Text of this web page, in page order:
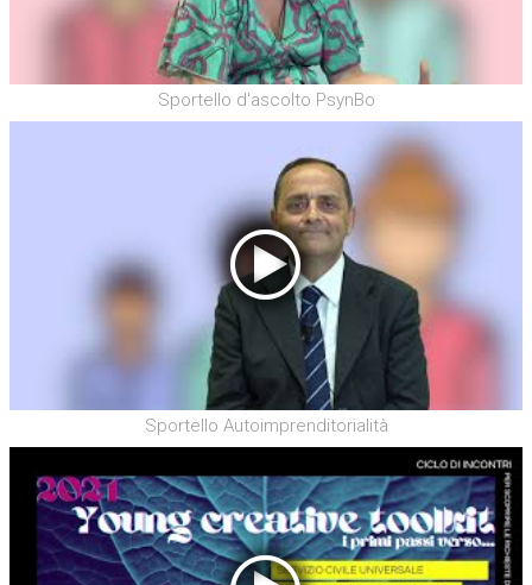
Sportello d'ascolto PsynBo
Sportello Autoimprenditorialità